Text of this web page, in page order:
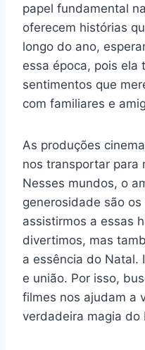
papel fundamental
oferecem histórias
longo do ano,
essa época, pois ela
sentimentos que
com familiares e
As produções
nos transportar para
Nesses mundos, o
generosidade são
assistirmos a essas
divertimos, mas
a essência do Natal.
e união. Por isso,
filmes nos ajudam a
verdadeira magia do